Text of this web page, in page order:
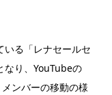
いる「レナセールセ
なり、YouTubeの
ンバーの移動の様